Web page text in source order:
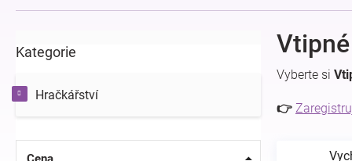
o
t
r
n
Přeskočit
Kategorie
Hračkářství
Vyberte si
👉